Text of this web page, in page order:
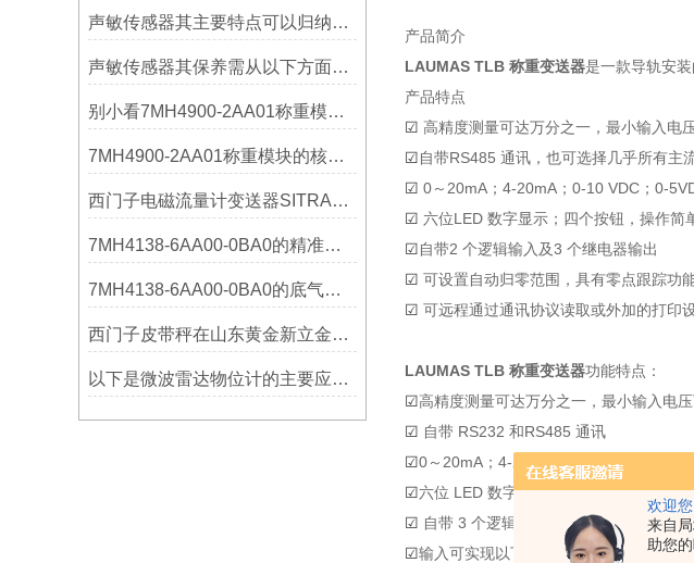
欢迎您
来自
助您
声敏传感器其主要特点可以归纳为以下几个核心维度
声敏传感器其保养需从以下方面入手
别小看7MH4900-2AA01称重模块！这些你日常接触的领域，早已离不开它
7MH4900-2AA01称重模块的核心亮点，藏着让效率翻倍的“关键密码”
西门子电磁流量计变送器SITRANS FMT020的功能
7MH4138-6AA00-0BA0的精准从何而来？关键组成部分，藏着答案！
7MH4138-6AA00-0BA0的底气：这些核心功能，让精准称重不再是难题
西门子皮带秤在山东黄金新立金矿的成功应用
以下是微波雷达物位计的主要应用领域及具体场景分析
产品简介
LAUMAS TLB 称重变送器是一款导轨安
产品特点
☑ 高精度测量可达万分之一，最小输入电
☑自带RS485 通讯，也可选择几乎所有主
☑ 0～20mA；4-20mA；0-10 VDC；0-
☑ 六位LED 数字显示；四个按钮，操作简
☑自带2 个逻辑输入及3 个继电器输出
☑ 可设置自动归零范围，具有零点跟踪功
☑ 可远程通过通讯协议读取或外加的打印
LAUMAS TLB 称重变送器功能特点：
☑高精度测量可达万分之一，最小输入电
☑ 自带 RS232 和RS485 通讯
☑0～20mA；4-20mA；0-10 VDC；0-
☑六位 LED 数字显示；四个按钮，操作简
☑ 自带 3 个逻辑输入及5 个继电器输出
☑输入可实现以下功能：毛/净重切换、自